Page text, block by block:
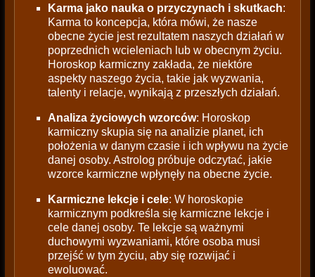
Karma jako nauka o przyczynach i skutkach:
Karma to koncepcja, która mówi, że nasze
obecne życie jest rezultatem naszych działań w
poprzednich wcieleniach lub w obecnym życiu.
Horoskop karmiczny zakłada, że niektóre
aspekty naszego życia, takie jak wyzwania,
talenty i relacje, wynikają z przeszłych działań.
Analiza życiowych wzorców: Horoskop
karmiczny skupia się na analizie planet, ich
położenia w danym czasie i ich wpływu na życie
danej osoby. Astrolog próbuje odczytać, jakie
wzorce karmiczne wpłynęły na obecne życie.
Karmiczne lekcje i cele: W horoskopie
karmicznym podkreśla się karmiczne lekcje i
cele danej osoby. Te lekcje są ważnymi
duchowymi wyzwaniami, które osoba musi
przejść w tym życiu, aby się rozwijać i
ewoluować.